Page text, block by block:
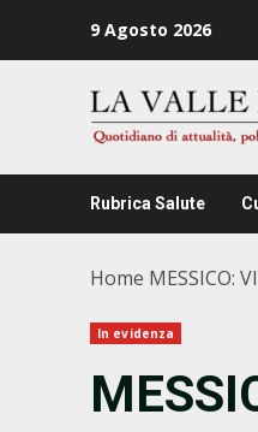
9 Agosto 2026
Rubrica Salute
Home MESSICO:
In evidenza